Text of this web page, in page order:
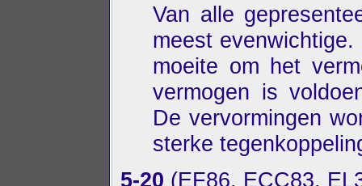
Van alle
meest
moeite om het
vermogen is
De vervormingen
sterke
5-20 (EF86, ECC83,